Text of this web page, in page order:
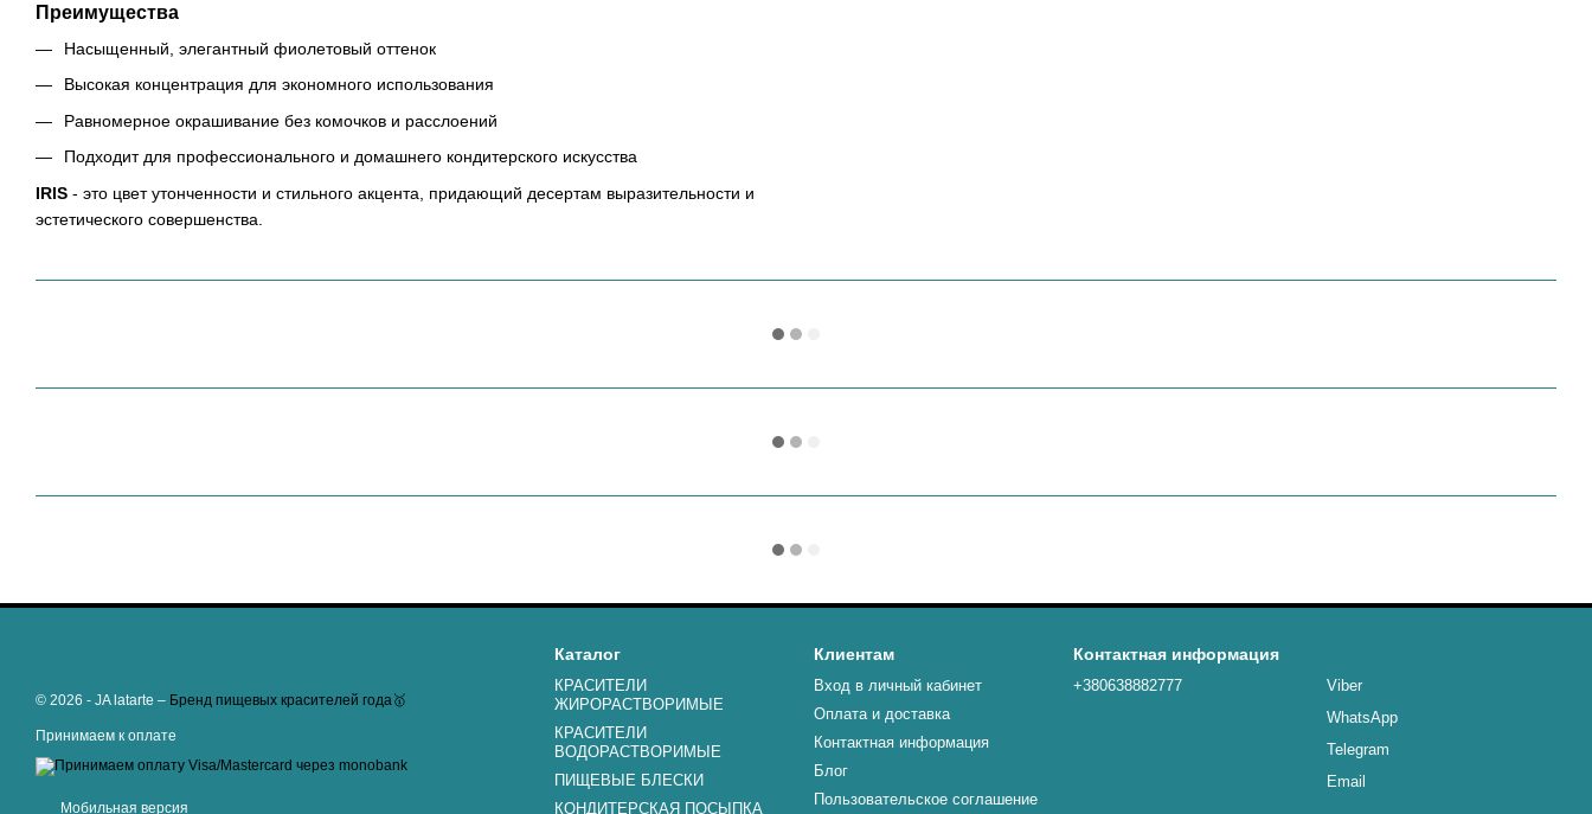
Преимущества
Насыщенный, элегантный фиолетовый оттенок
Высокая концентрация для экономного использования
Равномерное окрашивание без комочков и расслоений
Подходит для профессионального и домашнего кондитерского искусства
IRIS - это цвет утонченности и стильного акцента, придающий десертам выразительности и
эстетического совершенства.
© 2026 - JA latarte – Бренд пищевых красителей года🥇
Принимаем к оплате
Мобильная версия
Каталог
КРАСИТЕЛИ
ЖИРОРАСТВОРИМЫЕ
КРАСИТЕЛИ
ВОДОРАСТВОРИМЫЕ
ПИЩЕВЫЕ БЛЕСКИ
КОНДИТЕРСКАЯ ПОСЫПКА
Клиентам
Вход в личный кабинет
Оплата и доставка
Контактная информация
Блог
Пользовательское соглашение
Контактная информация
+380638882777
Viber
WhatsApp
Telegram
Email